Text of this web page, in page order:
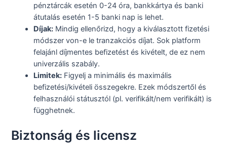
pénztárcák esetén 0-24 óra, bankkártya és banki
átutalás esetén 1-5 banki nap is lehet.
Díjak: Mindig ellenőrizd, hogy a kiválasztott fizetési
módszer von-e le tranzakciós díjat. Sok platform
felajánl díjmentes befizetést és kivételt, de ez nem
univerzális szabály.
Limitek: Figyelj a minimális és maximális
befizetési/kivételi összegekre. Ezek módszertől és
felhasználói státusztól (pl. verifikált/nem verifikált) is
függhetnek.
Biztonság és licensz